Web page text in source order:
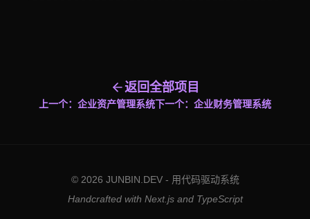
返回全部项目
上一个： 企业资产管理系统下一个： 企业财务管理系统
© 2026 JUNBIN.DEV - 用代码驱动系统
Handcrafted with Next.js and TypeScript